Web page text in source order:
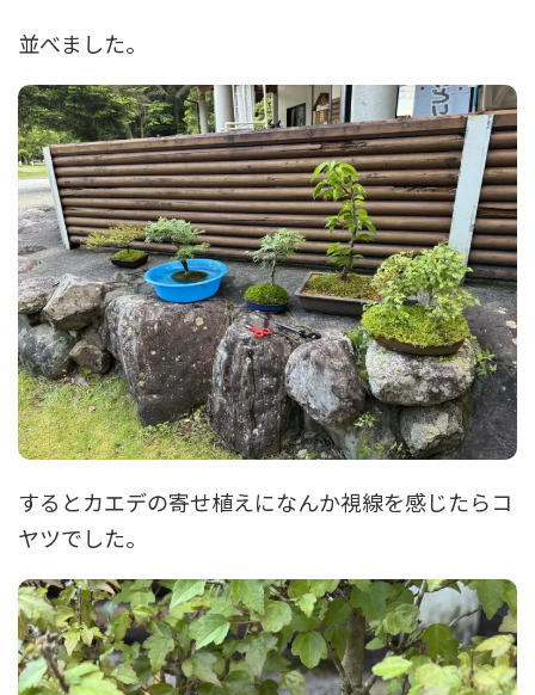
並べました。
するとカエデの寄せ植えになんか視線を感じたらコ
ヤツでした。